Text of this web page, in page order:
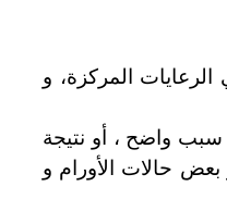
المركزة، و
سبب واضح ، أو نتيجة
حالات الأورام و